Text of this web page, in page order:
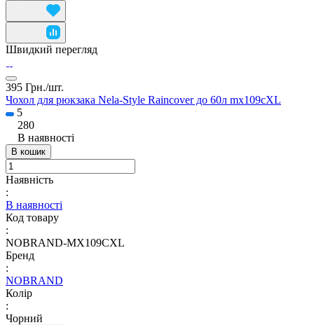
Швидкий перегляд
395 Грн./шт.
Чохол для рюкзака Nela-Style Raincover до 60л mx109cXL
5
280
В наявності
В кошик
Наявність
:
В наявності
Код товару
:
NOBRAND-MX109CXL
Бренд
:
NOBRAND
Колір
:
Чорний